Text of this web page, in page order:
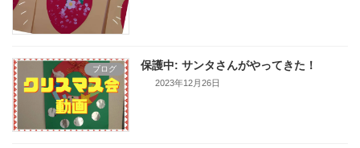
ブログ 保護中: サンタさんがやってきた！
2023年12月26日